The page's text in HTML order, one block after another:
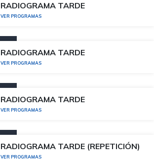
RADIOGRAMA TARDE
VER PROGRAMAS
RADIOGRAMA TARDE
VER PROGRAMAS
RADIOGRAMA TARDE
VER PROGRAMAS
RADIOGRAMA TARDE (REPETICIÓN)
VER PROGRAMAS